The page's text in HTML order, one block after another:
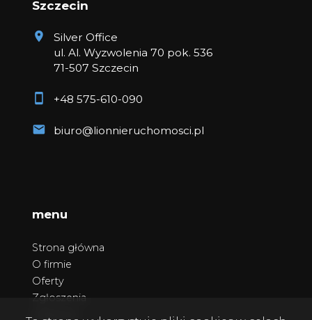
Szczecin
Silver Office
ul. Al. Wyzwolenia 70 pok. 536
71-507 Szczecin
+48 575-610-090
biuro@lionnieruchomosci.pl
menu
Strona główna
O firmie
Oferty
Zgłoszenia